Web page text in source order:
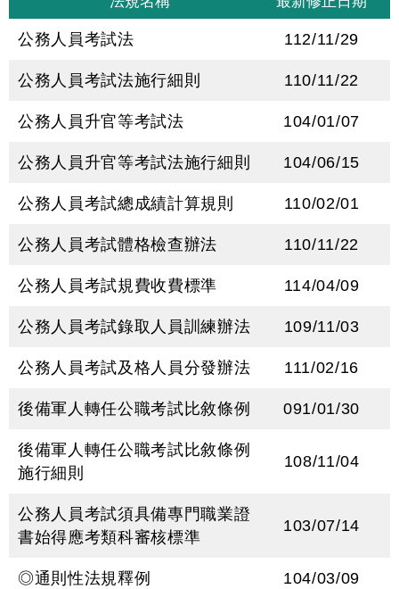
公務人員考試法 112/11/29
公務人員考試法施行細則 110/11/22
公務人員升官等考試法 104/01/07
公務人員升官等考試法施行細則 104/06/15
公務人員考試總成績計算規則 110/02/01
公務人員考試體格檢查辦法 110/11/22
公務人員考試規費收費標準 114/04/09
公務人員考試錄取人員訓練辦法 109/11/03
公務人員考試及格人員分發辦法 111/02/16
後備軍人轉任公職考試比敘條例 091/01/30
後備軍人轉任公職考試比敘條例
施行細則
108/11/04
公務人員考試須具備專門職業證
書始得應考類科審核標準
103/07/14
◎通則性法規釋例 104/03/09